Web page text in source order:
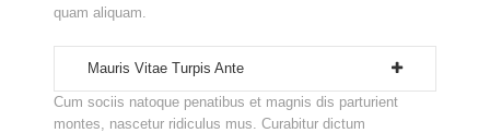
quam aliquam.
Mauris Vitae Turpis Ante
Cum sociis natoque penatibus et magnis dis parturient
montes, nascetur ridiculus mus. Curabitur dictum